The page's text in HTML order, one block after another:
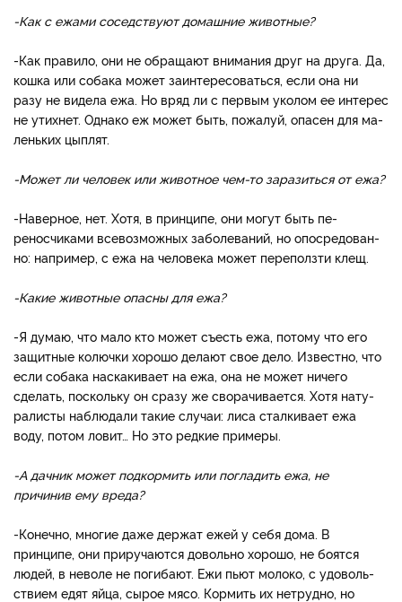
-Как с ежами соседствуют домашние животные?
-Как правило, они не обра­щают внимания друг на друга. Да,
кошка или собака может заинтересоваться, если она ни
разу не видела ежа. Но вряд ли с первым уколом ее интерес
не утихнет. Однако еж может быть, пожалуй, опасен для ма­
леньких цыплят.
-Может ли человек или животное чем-то заразиться от ежа?
-Наверное, нет. Хотя, в принципе, они могут быть пе­
реносчиками всевозможных заболеваний, но опосредован­
но: например, с ежа на челове­ка может переползти клещ.
-Какие животные опасны для ежа?
-Я думаю, что мало кто может съесть ежа, потому что его
защитные колючки хорошо делают свое дело. Известно, что
если собака наскакивает на ежа, она не может ничего
сделать, поскольку он сразу же сворачивается. Хотя нату­
ралисты наблюдали такие слу­чаи: лиса сталкивает ежа
воду, потом ловит… Но это редкие примеры.
-А дачник может подкормить или погладить ежа не
причинив ему вреда?
-Конечно, многие даже держат ежей у себя дома. В
принципе, они приручаются довольно хорошо, не боятся
людей, в неволе не погибают. Ежи пьют молоко, с удоволь­
ствием едят яйца, сырое мя­со. Кормить их нетрудно, но